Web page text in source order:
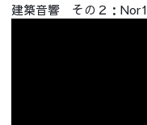
建築音響 その２：